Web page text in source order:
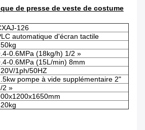
de presse de veste de costume
126
automatique d'écran tactile
0.6MPa (18kg/h) 1/2 »
0.6MPa (15L/min) 8mm
1ph/50HZ
pompe à vide supplémentaire 2"
2 »